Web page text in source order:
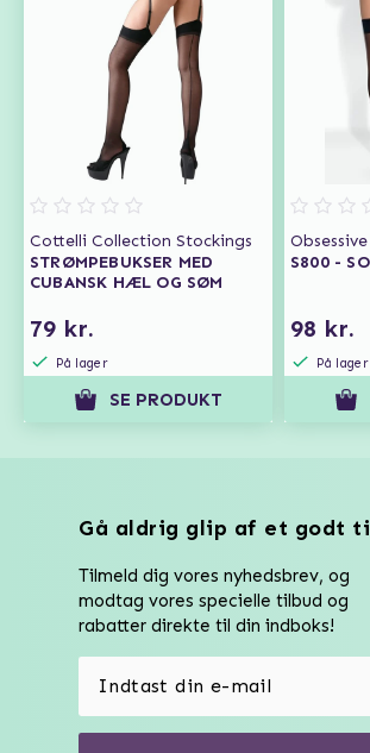
Cottelli Collection Stockings
STRØMPEBUKSER MED
CUBANSK HÆL OG SØM
79 kr.
På lager
SE PRODUKT
Obsessive
S800 -
98 kr.
På lager
Gå aldrig glip af et godt
Tilmeld dig vores nyhedsbrev, og
modtag vores specielle tilbud og
rabatter direkte til din indboks!